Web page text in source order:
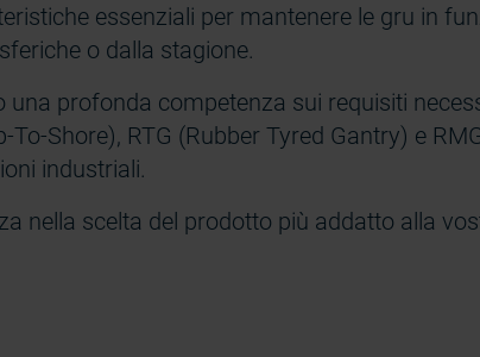
essenziali per mantenere le gru in
o dalla stagione.
una profonda competenza sui requisiti
Shore), RTG (Rubber Tyred Gantry) e
industriali.
nella scelta del prodotto più addatto alla